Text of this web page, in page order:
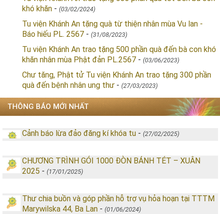
khó khăn - (03/02/2024)
Tu viện Khánh An tặng quà từ thiện nhân mùa Vu lan -
Báo hiếu PL. 2567 - (31/08/2023)
Tu viện Khánh An trao tặng 500 phần quà đến bà con khó
khăn nhân mùa Phật đản PL.2567 - (03/06/2023)
Chư tăng, Phật tử Tu viện Khánh An trao tặng 300 phần
quà đến bệnh nhân ung thư - (27/03/2023)
THÔNG BÁO MỚI NHẤT
Cảnh báo lừa đảo đăng kí khóa tu - (27/02/2025)
CHƯƠNG TRÌNH GÓI 1000 ĐÒN BÁNH TÉT – XUÂN
2025 - (17/01/2025)
Thư chia buồn và góp phần hỗ trợ vụ hỏa hoạn tại TTTM
Marywilska 44, Ba Lan - (01/06/2024)